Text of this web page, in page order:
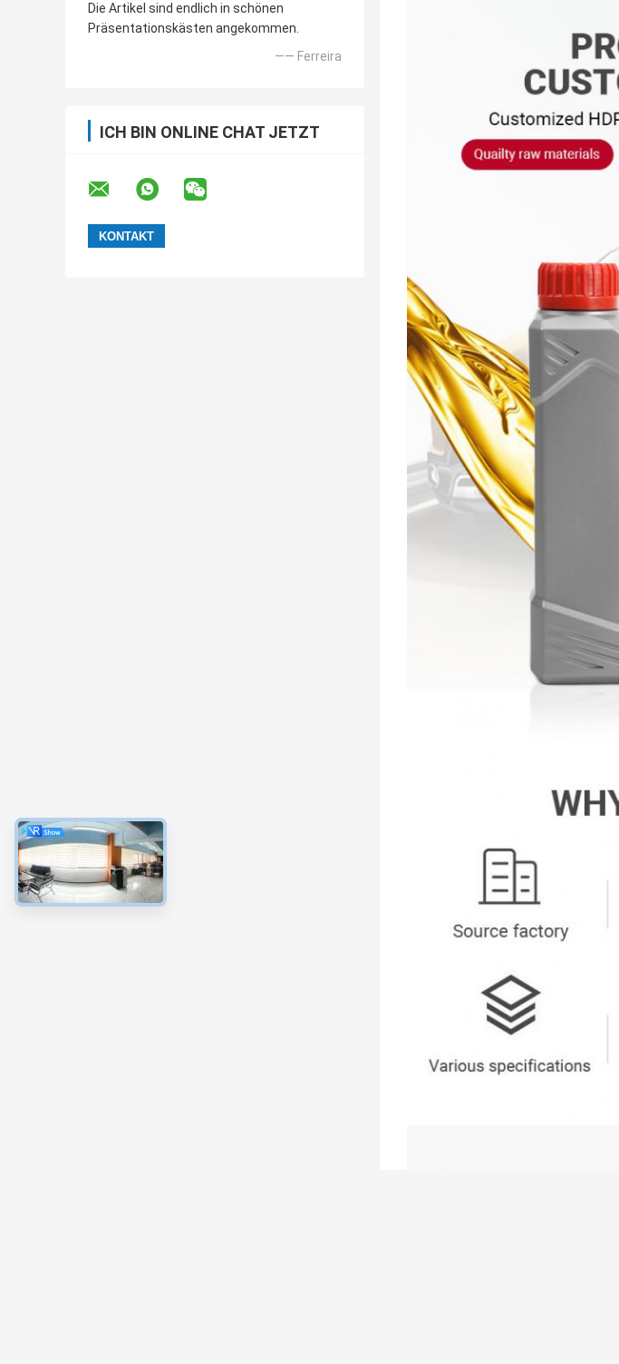
Die Artikel sind endlich in schönen
Präsentationskästen angekommen.
—— Ferreira
ICH BIN ONLINE CHAT JETZT